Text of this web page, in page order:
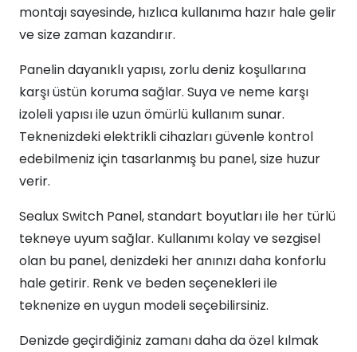
montajı sayesinde, hızlıca kullanıma hazır hale gelir
ve size zaman kazandırır.
Panelin dayanıklı yapısı, zorlu deniz koşullarına
karşı üstün koruma sağlar. Suya ve neme karşı
izoleli yapısı ile uzun ömürlü kullanım sunar.
Teknenizdeki elektrikli cihazları güvenle kontrol
edebilmeniz için tasarlanmış bu panel, size huzur
verir.
Sealux Switch Panel, standart boyutları ile her türlü
tekneye uyum sağlar. Kullanımı kolay ve sezgisel
olan bu panel, denizdeki her anınızı daha konforlu
hale getirir. Renk ve beden seçenekleri ile
teknenize en uygun modeli seçebilirsiniz.
Denizde geçirdiğiniz zamanı daha da özel kılmak